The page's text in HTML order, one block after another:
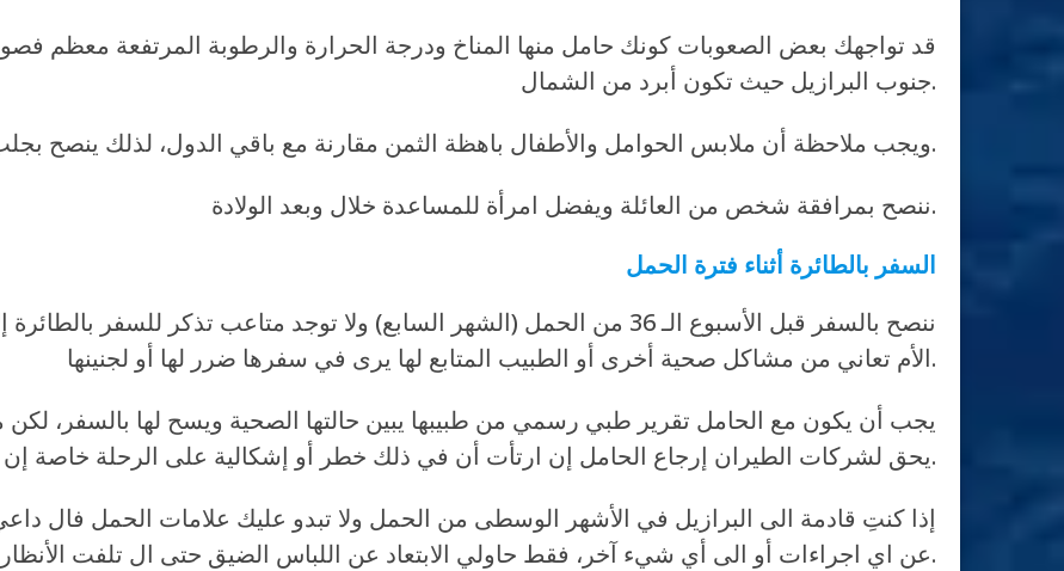
قد تواجهك بعض الصعوبات كونك حامل منها المناخ ودرجة الحرارة والرطوبة المرتفعة معظم
جنوب البرازيل حيث تكون أبرد من الشمال.
ويجب ملاحظة أن ملابس الحوامل والأطفال باهظة الثمن مقارنة مع باقي الدول، لذلك ينصح بجلب ملابسك وملابس المولود معك.
ننصح بمرافقة شخص من العائلة ويفضل امرأة للمساعدة خلال وبعد الولادة.
السفر بالطائرة أثناء فترة الحمل
ننصح بالسفر قبل الأسبوع الـ 36 من الحمل (الشهر السابع) ولا توجد متاعب تذكر للسفر
الأم تعاني من مشاكل صحية أخرى أو الطبيب المتابع لها يرى في سفرها ضرر لها أو لجنينها.
يجب أن يكون مع الحامل تقرير طبي رسمي من طبيبها يبين حالتها الصحية ويسح لها بالسفر، لكن
يحق لشركات الطيران إرجاع الحامل إن ارتأت أن في ذلك خطر أو إشكالية على الرحلة خاصة إن كانت بعد الشهر السابع من الحمل.
إذا كنتِ قادمة الى البرازيل في الأشهر الوسطى من الحمل ولا تبدو عليك علامات الحمل فال
عن اي اجراءات أو الى أي شيء آخر، فقط حاولي الابتعاد عن اللباس الضيق حتى ال تلفت الأنظار وارتداء ملابس فضفاضة ولن تتم ملاحظتكِ.